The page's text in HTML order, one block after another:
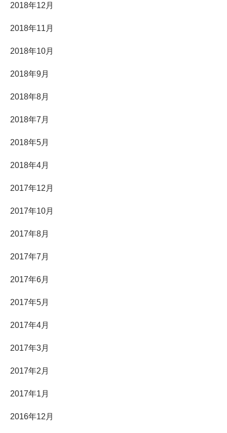
2018年12月
2018年11月
2018年10月
2018年9月
2018年8月
2018年7月
2018年5月
2018年4月
2017年12月
2017年10月
2017年8月
2017年7月
2017年6月
2017年5月
2017年4月
2017年3月
2017年2月
2017年1月
2016年12月